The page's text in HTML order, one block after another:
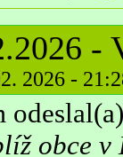
-
2026 -
obce